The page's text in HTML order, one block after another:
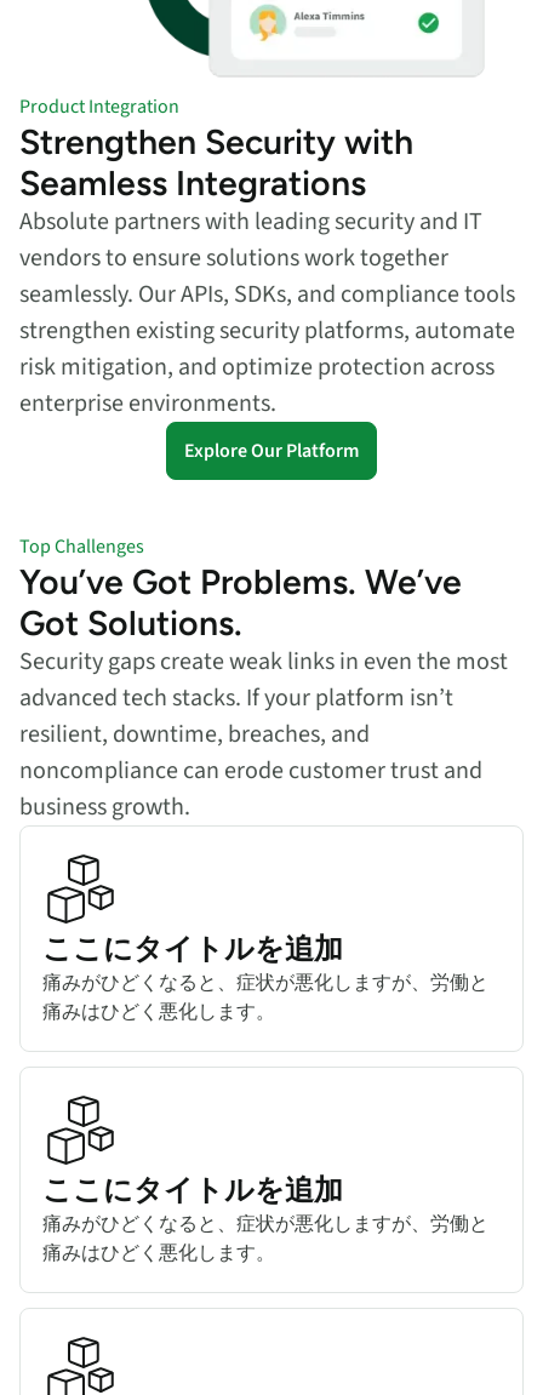
Strengthen Security with
Seamless Integrations
Product Integration
Absolute partners with leading security and IT
vendors to ensure solutions work together
seamlessly. Our APIs, SDKs, and compliance tools
strengthen existing security platforms, automate
risk mitigation, and optimize protection across
enterprise environments.
Explore Our Platform
You’ve Got Problems. We’ve
Got Solutions.
Top Challenges
Security gaps create weak links in even the most
advanced tech stacks. If your platform isn’t
resilient, downtime, breaches, and
noncompliance can erode customer trust and
business growth.
ここにタイトルを追加
痛みがひどくなると、症状が悪化しますが、労働と
痛みはひどく悪化します。
ここにタイトルを追加
痛みがひどくなると、症状が悪化しますが、労働と
痛みはひどく悪化します。